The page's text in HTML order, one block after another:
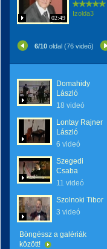
02:49
Izolda3
6/10 oldal (76 videó)
Domahidy
László
18 videó
Lontay Rajner
László
6 videó
Szegedi
Csaba
11 videó
Szolnoki Tibor
3 videó
Böngéssz a galériák
között!